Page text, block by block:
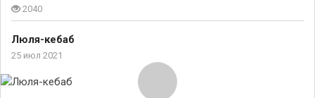
2040
Люля-кебаб
25 июл 2021